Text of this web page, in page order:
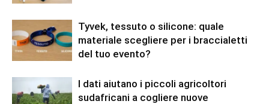
Tyvek, tessuto o silicone: quale
materiale scegliere per i braccialetti
del tuo evento?
I dati aiutano i piccoli agricoltori
sudafricani a cogliere nuove